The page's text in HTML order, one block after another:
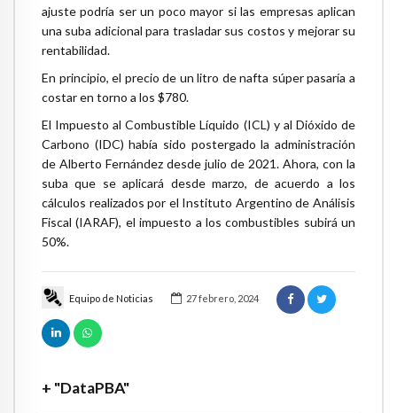
Equipo de Noticias 27 febrero, 2024
+ "DataPBA"
ajuste podría ser un poco mayor si las empresas aplican
una suba adicional para trasladar sus costos y mejorar su
rentabilidad.
En principio, el precio de un litro de nafta súper pasaría a
costar en torno a los $780.
El Impuesto al Combustible Líquido (ICL) y al Dióxido de
Carbono (IDC) había sido postergado la administración
de Alberto Fernández desde julio de 2021. Ahora, con la
suba que se aplicará desde marzo, de acuerdo a los
cálculos realizados por el Instituto Argentino de Análisis
Fiscal (IARAF), el impuesto a los combustibles subirá un
50%.